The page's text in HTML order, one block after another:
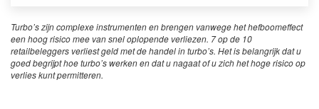
Turbo’s zijn complexe instrumenten en brengen vanwege het hefboomeffect
een hoog risico mee van snel oplopende verliezen. 7 op de 10
retailbeleggers verliest geld met de handel in turbo’s. Het is belangrijk dat u
goed begrijpt hoe turbo’s werken en dat u nagaat of u zich het hoge risico op
verlies kunt permitteren.